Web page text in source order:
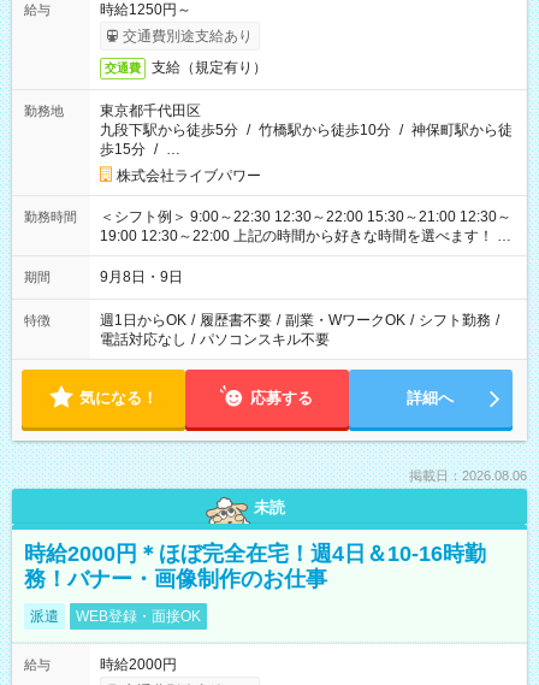
給与
時給1250円～
交通費別途支給あり
交通費 支給（規定有り）
勤務地
東京都千代田区
九段下駅から徒歩5分 / 竹橋駅から徒歩10分 / 神保町駅から徒
歩15分 / …
株式会社ライブパワー
勤務時間
＜シフト例＞ 9:00～22:30 12:30～22:00 15:30～21:00 12:30～
19:00 12:30～22:00 上記の時間から好きな時間を選べます！ ※
時間は変更となる可能性があります
期間 9月8日・9日
特徴 週1日からOK / 履歴書不要 / 副業・WワークOK / シフト勤務 /
電話対応なし / パソコンスキル不要
気になる！ 応募する 詳細へ
掲載日：2026.08.06
未読
時給2000円＊ほぼ完全在宅！週4日＆10-16時勤
務！バナー・画像制作のお仕事
派遣 WEB登録・面接OK
給与
時給2000円